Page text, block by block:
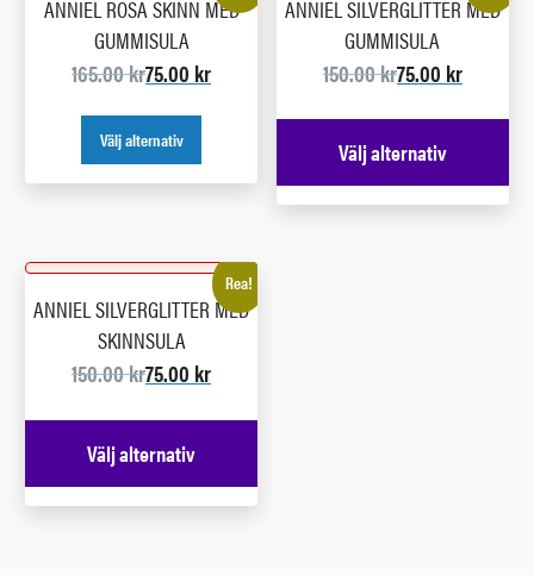
ANNIEL ROSA SKINN MED
GUMMISULA
165.00kr75.00 kr
Välj alternativ
ANNIEL SILVERGLITTER MED
GUMMISULA
150.00kr75.00 kr
Välj alternativ
Rea!
ANNIEL SILVERGLITTER MED
SKINNSULA
150.00kr75.00 kr
Välj alternativ